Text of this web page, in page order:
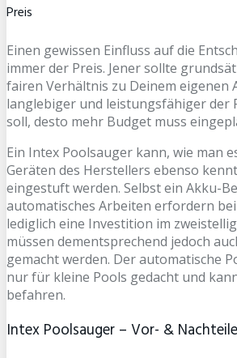
Preis
Einen gewissen Einfluss auf die
immer der Preis. Jener sollte
fairen Verhältnis zu Deinem eigenen
langlebiger und leistungsfähiger der
soll, desto mehr Budget muss
Ein Intex Poolsauger kann, wie man
Geräten des Herstellers ebenso
eingestuft werden. Selbst ein Akku-
automatisches Arbeiten erfordern
lediglich eine Investition im
müssen dementsprechend jedoch
gemacht werden. Der automatische
nur für kleine Pools gedacht und
befahren.
Intex Poolsauger – Vor- &